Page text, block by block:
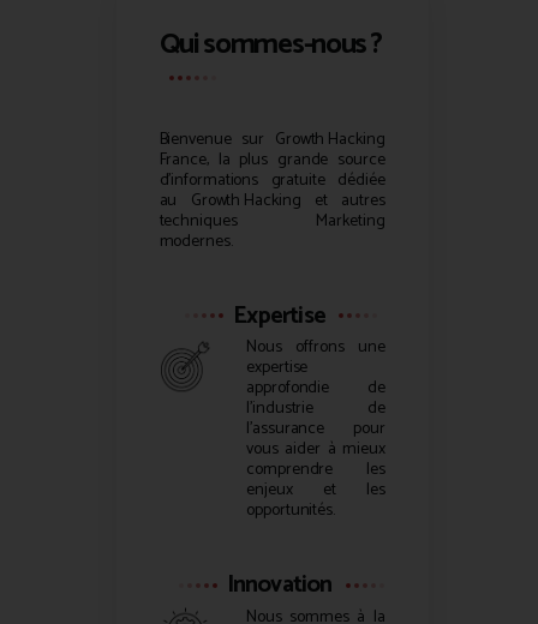
Qui sommes-nous ?
Bienvenue sur Growth Hacking
France, la plus grande source
d’informations gratuite dédiée
au Growth Hacking et autres
techniques Marketing
modernes.
Expertise
Nous offrons une
expertise
approfondie de
l’industrie de
l’assurance pour
vous aider à mieux
comprendre les
enjeux et les
opportunités.
Innovation
Nous sommes à la